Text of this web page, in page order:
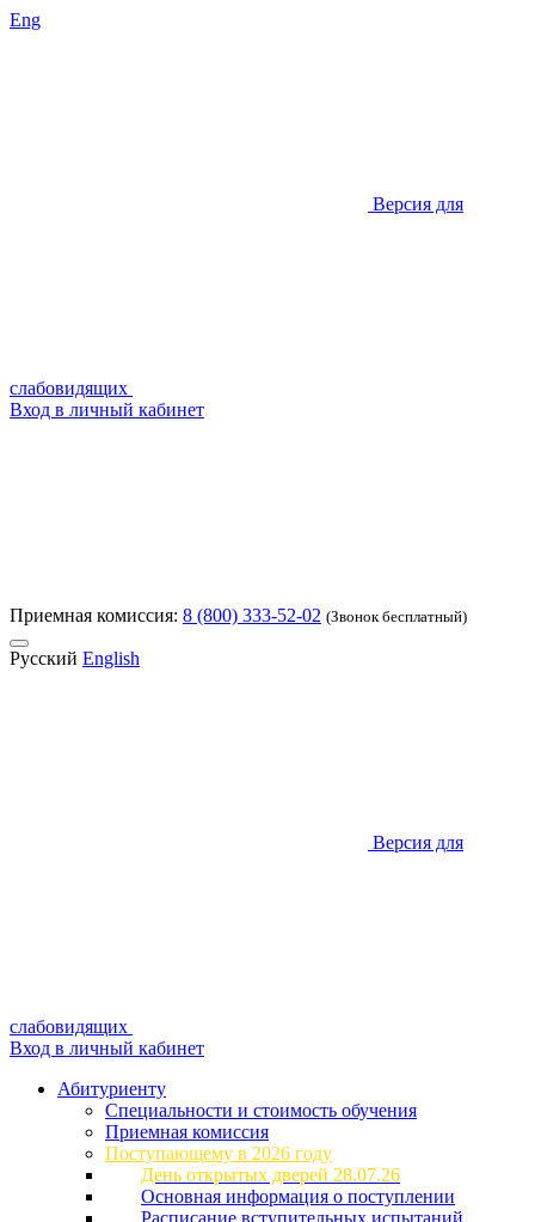
Eng
Версия для
слабовидящих
Вход в личный кабинет
Приемная комиссия: 8 (800) 333-52-02 (Звонок бесплатный)
Русский English
Версия для
слабовидящих
Вход в личный кабинет
Абитуриенту
Специальности и стоимость обучения
Приемная комиссия
Поступающему в 2026 году
День открытых дверей 28.07.26
Основная информация о поступлении
Расписание вступительных испытаний